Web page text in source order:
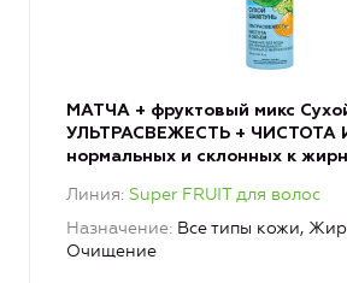
МАТЧА + фруктовый микс
УЛЬТРАСВЕЖЕСТЬ + ЧИСТОТА
нормальных и склонных к
Линия Super FRUIT для волос
Назначение Все типы кожи,
Очищение